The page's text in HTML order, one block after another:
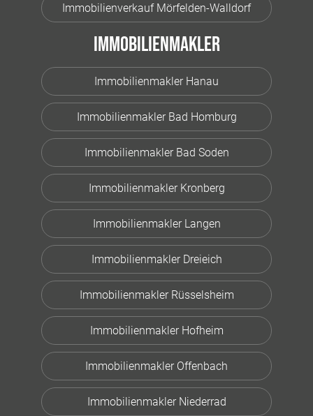
Immobilienverkauf Mörfelden-Walldorf
Immobilienmakler
Immobilienmakler Hanau
Immobilienmakler Bad Homburg
Immobilienmakler Bad Soden
Immobilienmakler Kronberg
Immobilienmakler Langen
Immobilienmakler Dreieich
Immobilienmakler Rüsselsheim
Immobilienmakler Hofheim
Immobilienmakler Offenbach
Immobilienmakler Niederrad